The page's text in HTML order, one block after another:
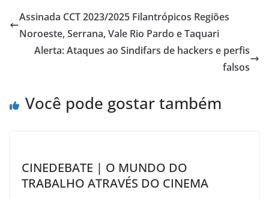
b
o
o
er e
Assinada CCT 2023/2025 Filantrópicos Regiões
Noroeste, Serrana, Vale Rio Pardo e Taquari
Alerta: Ataques ao Sindifars de hackers e perfis
falsos
Você pode gostar também
CINEDEBATE | O MUNDO DO
TRABALHO ATRAVÉS DO CINEMA